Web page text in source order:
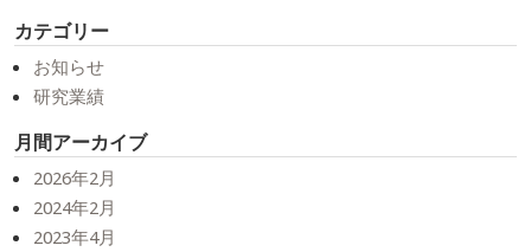
カテゴリー
お知らせ
研究業績
月間アーカイブ
2026年2月
2024年2月
2023年4月